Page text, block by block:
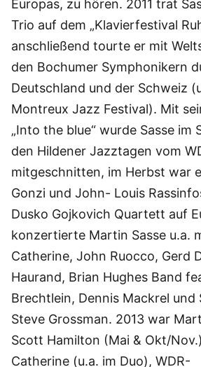
Europas, zu hören. 2011 trat
Trio auf dem „Klavierfestival
anschließend tourte er mit
den Bochumer Symphonikern
Deutschland und der Schweiz
Montreux Jazz Festival). Mit
„Into the blue“ wurde Sasse im
den Hildener Jazztagen vom
mitgeschnitten, im Herbst war
Gonzi und John- Louis
Dusko Gojkovich Quartett auf
konzertierte Martin Sasse u.a.
Catherine, John Ruocco, Gerd
Haurand, Brian Hughes Band
Brechtlein, Dennis Mackrel und
Steve Grossman. 2013 war
Scott Hamilton (Mai & Okt/
Catherine (u.a. im Duo), WDR-